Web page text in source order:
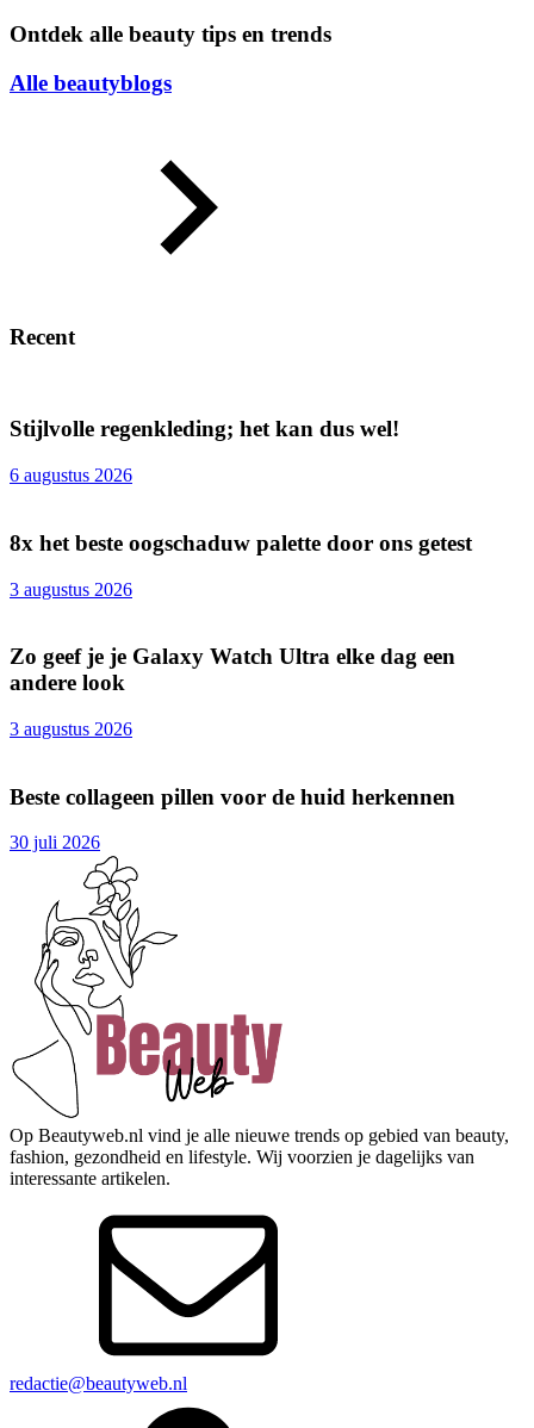
Ontdek alle beauty tips en trends
Alle beautyblogs
Recent
Stijlvolle regenkleding; het kan dus wel!
6 augustus 2026
8x het beste oogschaduw palette door ons getest
3 augustus 2026
Zo geef je je Galaxy Watch Ultra elke dag een
andere look
3 augustus 2026
Beste collageen pillen voor de huid herkennen
30 juli 2026
Op Beautyweb.nl vind je alle nieuwe trends op gebied van beauty,
fashion, gezondheid en lifestyle. Wij voorzien je dagelijks van
interessante artikelen.
redactie@beautyweb.nl